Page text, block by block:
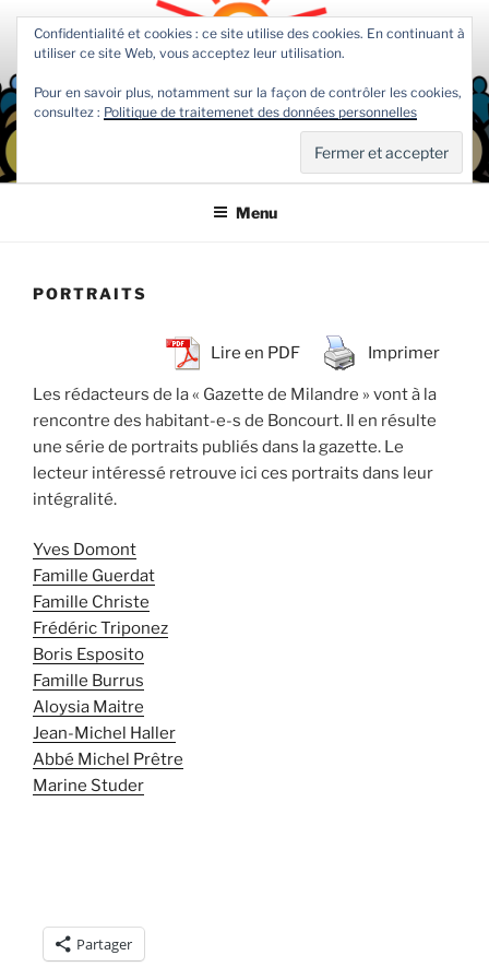
Aller
contenu
principal
COMMUNIDEE
Association jurassienne d'actions citoyennes participatives
Menu
PORTRAITS
Lire en PDF Imprimer
Les rédacteurs de la « Gazette de Milandre » vont à la
rencontre des habitant-e-s de Boncourt. Il en résulte
une série de portraits publiés dans la gazette. Le
lecteur intéressé retrouve ici ces portraits dans leur
intégralité.
Yves Domont
Famille Guerdat
Famille Christe
Frédéric Triponez
Boris Esposito
Famille Burrus
Aloysia Maitre
Jean-Michel Haller
Abbé Michel Prêtre
Marine Studer
Partager
Confidentialité et cookies : ce site utilise des cookies. En continuant à
utiliser ce site Web, vous acceptez leur utilisation.
Pour en savoir plus, notamment sur la façon de contrôler les cookies,
consultez : Politique de traitemenet des données personnelles